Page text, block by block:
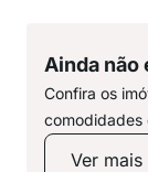
Ainda não
Confira os
comodidades
Ver